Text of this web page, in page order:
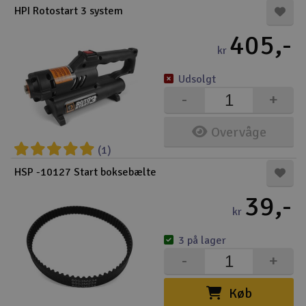
Droner til FPV
Fly
Helikopter
Kameraudstyr
Modeljernbane
Motor & tilbehør
HPI Rotostart 3 system
(1)
kr 405,-
Overvåge
+
-
Udsolgt
HSP -10127 Start boksebælte
kr 39,-
Køb
+
-
3 på lager